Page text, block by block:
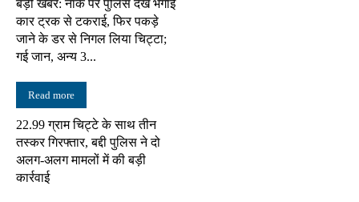
बड़ी खबर: नाके पर पुलिस देख भगाई
कार ट्रक से टकराई, फिर पकड़े
जाने के डर से निगल लिया चिट्टा;
गई जान, अन्य 3...
Read more
22.99 ग्राम चिट्टे के साथ तीन
तस्कर गिरफ्तार, बद्दी पुलिस ने दो
अलग-अलग मामलों में की बड़ी
कार्रवाई